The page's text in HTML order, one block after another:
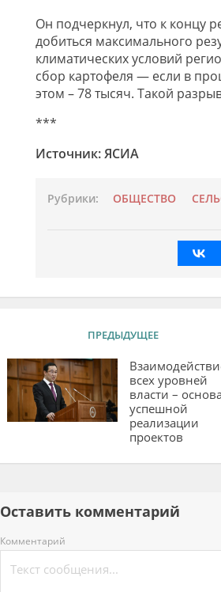
Он подчеркнул, что к концу
добиться максимального
климатических условий
сбор картофеля — если в
этом – 78 тысяч. Такой
***
Источник: ЯСИА
Рубрики: ОБЩЕСТВО
ПРЕДЫДУЩЕЕ
всех уровней
власти –
успешной
реализации
проектов
Оставить комментарий
Комментарий